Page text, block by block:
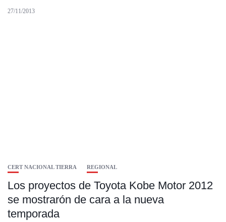
27/11/2013
CERT NACIONAL TIERRA REGIONAL
Los proyectos de Toyota Kobe Motor 2012
se mostrarón de cara a la nueva
temporada